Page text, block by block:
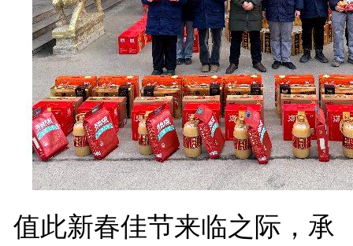
值此新春佳节来临之际，承